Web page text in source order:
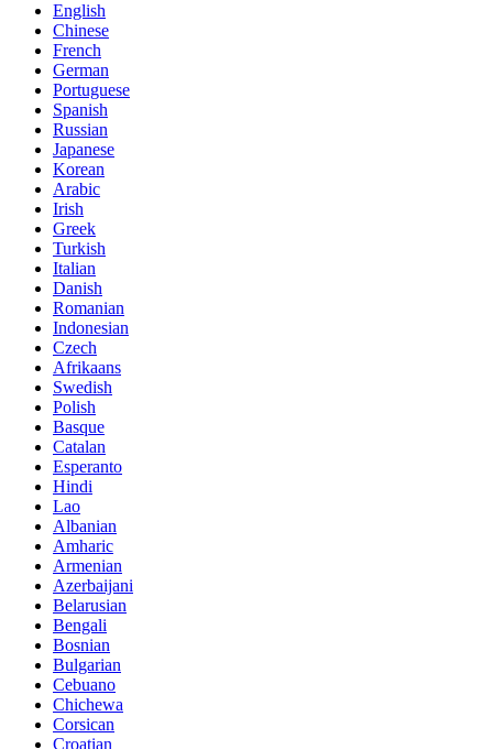
English
Chinese
French
German
Portuguese
Spanish
Russian
Japanese
Korean
Arabic
Irish
Greek
Turkish
Italian
Danish
Romanian
Indonesian
Czech
Afrikaans
Swedish
Polish
Basque
Catalan
Esperanto
Hindi
Lao
Albanian
Amharic
Armenian
Azerbaijani
Belarusian
Bengali
Bosnian
Bulgarian
Cebuano
Chichewa
Corsican
Croatian